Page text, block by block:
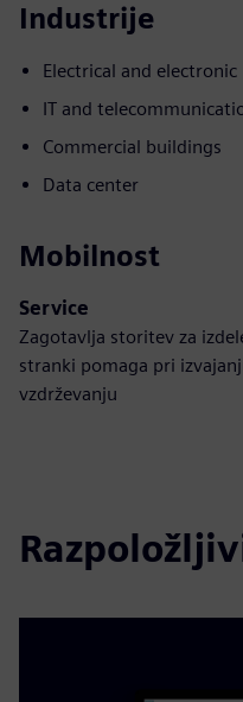
Industrije
Electrical and electronic
IT and
Commercial buildings
Data center
Mobilnost
Service
Zagotavlja storitev za
stranki pomaga pri
vzdrževanju